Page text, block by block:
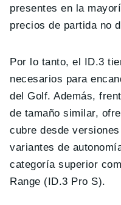
presentes en la
precios de partida no
Por lo tanto, el ID.3
necesarios para
del Golf. Además,
de tamaño similar,
cubre desde
variantes de
categoría superior
Range (ID.3 Pro S).